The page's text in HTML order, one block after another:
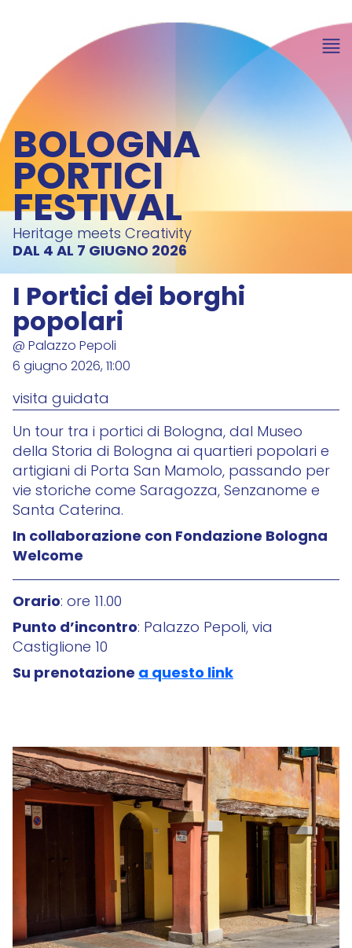
BOLOGNA
PORTICI
FESTIVAL
Heritage meets Creativity
DAL 4 AL 7 GIUGNO 2026
I Portici dei borghi
popolari
@ Palazzo Pepoli
6 giugno 2026, 11:00
visita guidata
Un tour tra i portici di Bologna, dal Museo
della Storia di Bologna ai quartieri popolari e
artigiani di Porta San Mamolo, passando per
vie storiche come Saragozza, Senzanome e
Santa Caterina.
In collaborazione con Fondazione Bologna
Welcome
Orario: ore 11.00
Punto d’incontro: Palazzo Pepoli, via
Castiglione 10
Su prenotazionea questo link